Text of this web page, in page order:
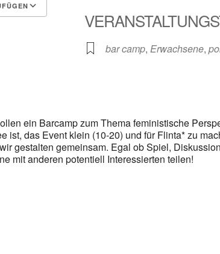
Google Kalender
bar camp, Erwachsene,
ein Barcamp zum Thema feministische
ist, das Event klein (10-20) und für Flinta* zu
gestalten gemeinsam. Egal ob Spiel,
mit anderen potentiell Interessierten teilen!